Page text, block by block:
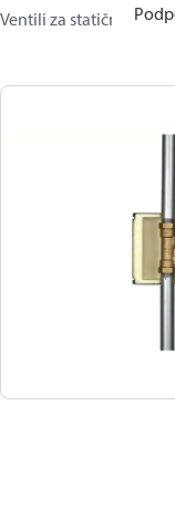
Ventili za statično